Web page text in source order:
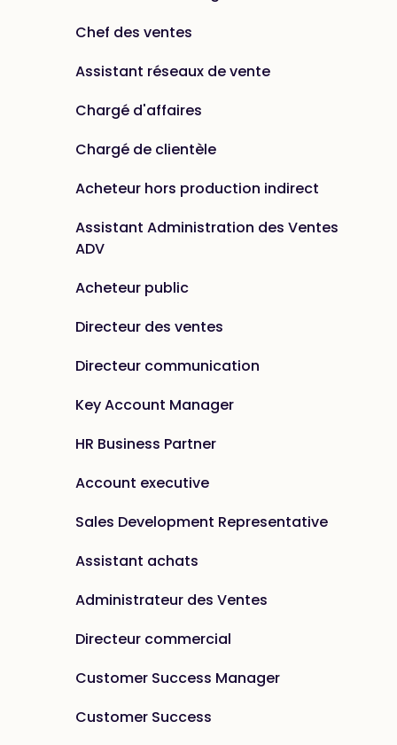
Chef des ventes
Assistant réseaux de vente
Chargé d'affaires
Chargé de clientèle
Acheteur hors production indirect
Assistant Administration des Ventes
ADV
Acheteur public
Directeur des ventes
Directeur communication
Key Account Manager
HR Business Partner
Account executive
Sales Development Representative
Assistant achats
Administrateur des Ventes
Directeur commercial
Customer Success Manager
Customer Success